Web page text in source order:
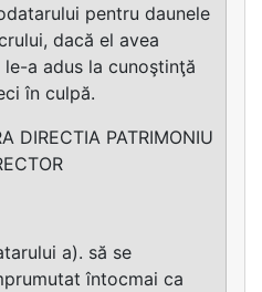
pentru daunele
dacă el avea
a adus la cunoştinţă
în culpă.
DIRECTIA PATRIMONIU
a). să se
întocmai ca